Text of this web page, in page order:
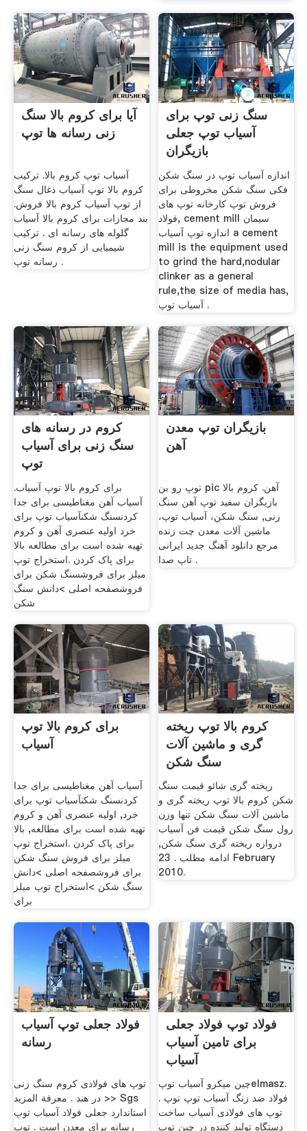
آیا برای کروم بالا سنگ
زنی رسانه ها توپ
آسیاب توپ کروم بالا. ترکیب
کروم بالا توپ آسیاب ذغال سنگ
از توپ آسیاب کروم بالا فروش.
بند مجازات برای کروم بالا آسیاب
گلوله های رسانه ای . ترکیب
شیمیایی از کروم سنگ زنی
رسانه توپ .
سنگ زنی توپ برای
آسیاب توپ جعلی
بازیگران
اندازه آسیاب توپ در سنگ شکن
فکی سنگ شکن مخروطی برای
فروش توپ کارخانه توپ های
فولاد, cement mill سیمان
اندازه توپ آسیاب a cement
mill is the equipment used
to grind the hard,nodular
clinker as a general
rule,the size of media has,
آسیاب توپ .
کروم در رسانه های
سنگ زنی برای آسیاب
توپ
برای کروم بالا توپ آسیاب.
آسیاب آهن مغناطیسی برای جدا
کردنسنگ شکنآسیاب توپ برای
خرد اولیه عنصری آهن و کروم
تهیه شده است برای مطالعه بالا
برای پاک کردن .استخراج توپ
میلز برای فروشسنگ شکن برای
فروشصفحه اصلی >دانش سنگ
شکن
بازیگران توپ معدن
آهن
توپ رو بن pic آهن. کروم بالا
بازیگران سفید توپ آهن سنگ
زنی, سنگ شکن، آسیاب توپ،
ماشین آلات معدن چت زنده
مرجع دانلود آهنگ جدید ایرانی
تاپ صدا .
برای کروم بالا توپ
آسیاب
آسیاب آهن مغناطیسی برای جدا
کردنسنگ شکنآسیاب توپ برای
خرد, اولیه عنصری آهن و کروم
تهیه شده است برای مطالعه, بالا
برای پاک کردن .استخراج توپ
میلز برای فروش سنگ شکن
برای فروشصفحه اصلی >دانش
سنگ شکن >استخراج توپ میلز
برای
کروم بالا توپ ریخته
گری و ماشین آلات
سنگ شکن
ریخته گری شائو قیمت سنگ
شکن کروم بالا توپ ریخته گری و
ماشین آلات سنگ شکن تنها وزن
رول سنگ شکن قیمت فن آسیاب
دروازه ریخته گری سنگ شکن,
ادامه مطلب . 23 February
2010.
فولاد جعلی توپ آسیاب
رسانه
توپ های فولادی کروم سنگ زنی
در هند . معرفة المزيد >> Sgs
استاندارد جعلی فولاد آسیاب توپ
رسانه برای معدن است . توپ
فولاد توپ فولاد جعلی
برای تامین آسیاب
آسیاب
چین میکرو آسیاب توپelmasz.
فولاد ضد زنگ آسیاب توپ توپ .
توپ های فولادی آسیاب ساخت
دستگاه تولید کننده در چین توپ